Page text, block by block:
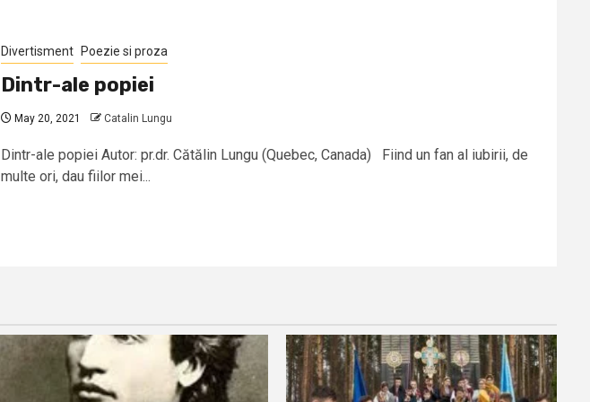
Divertisment Poezie si proza
Dintr-ale popiei
May 20, 2021 Catalin Lungu
Dintr-ale popiei Autor: pr.dr. Cătălin Lungu (Quebec, Canada) Fiind un fan al iubirii, de
multe ori, dau fiilor mei...